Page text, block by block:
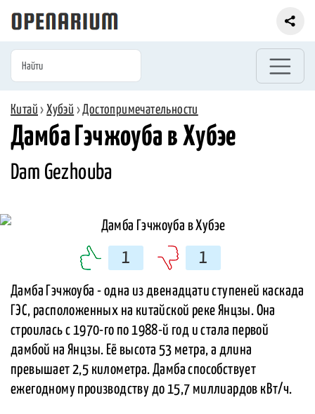
Китай ›Хубэй ›Достопримечательности
Дамба Гэчжоуба в Хубэе
Dam Gezhouba
1 1
Дамба Гэчжоуба - одна из двенадцати ступеней каскада
ГЭС, расположенных на китайской реке Янцзы. Она
строилась с 1970-го по 1988-й год и стала первой
дамбой на Янцзы. Её высота 53 метра, а длина
превышает 2,5 километра. Дамба способствует
ежегодному производству до 15,7 миллиардов кВт/ч.